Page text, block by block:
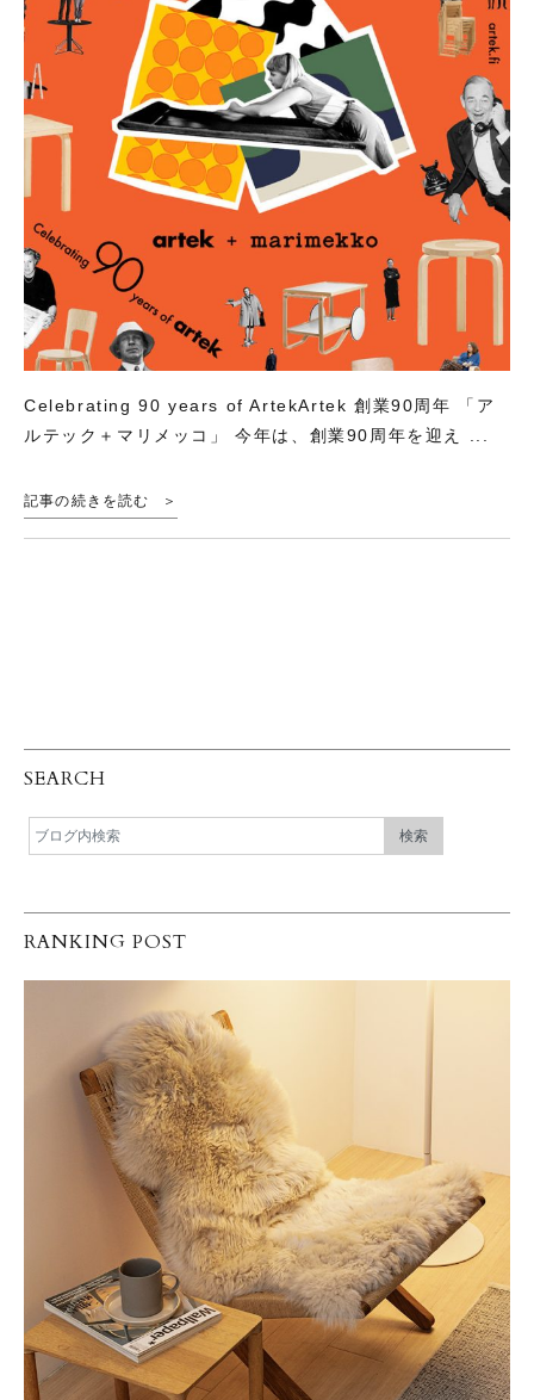
Celebrating 90 years of ArtekArtek 創業90周年 「ア
ルテック＋マリメッコ」 今年は、創業90周年を迎え ...
記事の続きを読む
SEARCH
RANKING POST